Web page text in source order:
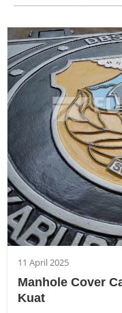
11 April 2025
Manhole Cover
Kuat